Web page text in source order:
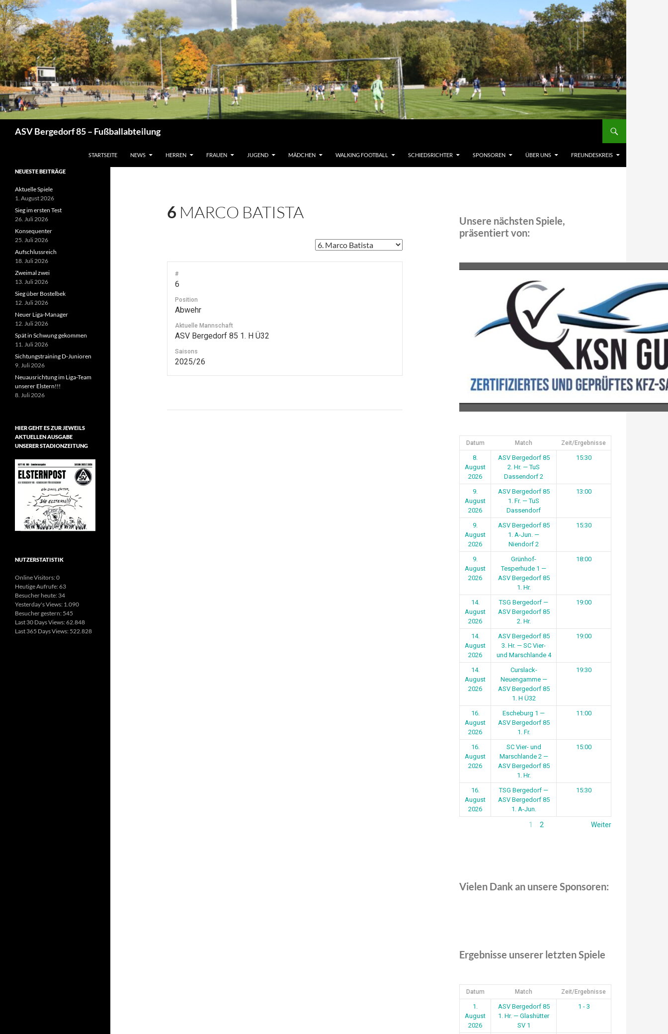
Zum
Inhalt
springen
ASV Bergedorf 85 – Fußballabteilung
STARTSEITE NEWS HERREN FRAUEN JUGEND MÄDCHEN WALKING FOOTBALL SCHIEDSRICHTER SPONSOREN ÜBER UNS FREUNDESKREIS
6 MARCO BATISTA
#
6
Position
Abwehr
Aktuelle Mannschaft
ASV Bergedorf 85 1. H Ü32
Saisons
2025/26
Unsere nächsten Spiele,
präsentiert von:
Datum Match Zeit/Ergebnisse
8.
August
2026
ASV Bergedorf 85
2. Hr. — TuS
Dassendorf 2
15:30
9.
August
2026
ASV Bergedorf 85
1. Fr. — TuS
Dassendorf
13:00
9.
August
2026
ASV Bergedorf 85
1. A-Jun. —
Niendorf 2
15:30
9.
August
2026
Grünhof-
Tesperhude 1 —
ASV Bergedorf 85
1. Hr.
18:00
14.
August
2026
TSG Bergedorf —
ASV Bergedorf 85
2. Hr.
19:00
14.
August
2026
ASV Bergedorf 85
3. Hr. — SC Vier-
und Marschlande 4
19:00
14.
August
2026
Curslack-
Neuengamme —
ASV Bergedorf 85
1. H Ü32
19:30
16.
August
2026
Escheburg 1 —
ASV Bergedorf 85
1. Fr.
11:00
16.
August
2026
SC Vier- und
Marschlande 2 —
ASV Bergedorf 85
1. Hr.
15:00
16.
August
2026
TSG Bergedorf —
ASV Bergedorf 85
1. A-Jun.
15:30
1 2 Weiter
Vielen Dank an unsere Sponsoren:
Ergebnisse unserer letzten Spiele
Datum Match Zeit/Ergebnisse
1.
August
2026
ASV Bergedorf 85
1. Hr. — Glashütter
SV 1
1 - 3
NEUESTE BEITRÄGE
Aktuelle Spiele
1. August 2026
Sieg im ersten Test
26. Juli 2026
Konsequenter
25. Juli 2026
Aufschlussreich
18. Juli 2026
Zweimal zwei
13. Juli 2026
Sieg über Bostelbek
12. Juli 2026
Neuer Liga-Manager
12. Juli 2026
Spät in Schwung gekommen
11. Juli 2026
Sichtungstraining D-Junioren
9. Juli 2026
Neuausrichtung im Liga-Team
unserer Elstern!!!
8. Juli 2026
HIER GEHT ES ZUR JEWEILS
AKTUELLEN AUSGABE
UNSERER STADIONZEITUNG
NUTZERSTATISTIK
Online Visitors:0
Heutige Aufrufe:63
Besucher heute: 34
Yesterday's Views: 1.090
Besucher gestern: 545
Last 30 Days Views:62.848
Last 365 Days Views: 522.828